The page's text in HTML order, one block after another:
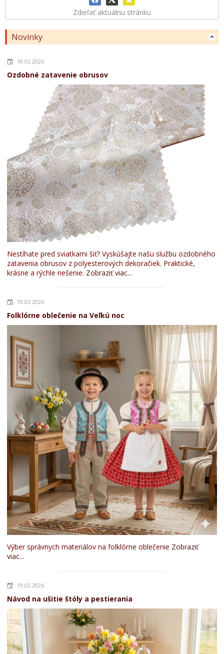
Zdieľať aktuálnu stránku
Novinky
18.03.2026
Ozdobné zatavenie obrusov
Nestíhate pred sviatkami šiť? Vyskúšajte našu službu ozdobného
zatavenia obrusov z polyesterových dekoračiek. Praktické,
krásne a rýchle riešenie. Zobraziť viac...
10.03.2026
Folklórne oblečenie na Veľkú noc
Výber správnych materiálov na folklórne oblečenie Zobraziť
viac...
19.02.2026
Návod na ušitie štóly a pestierania